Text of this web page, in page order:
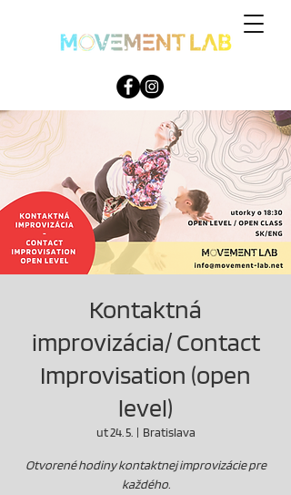
Kontaktná
improvizácia/ Contact
Improvisation (open
level)
ut 24. 5.
  |
Bratislava
Otvorené hodiny kontaktnej improvizácie pre
každého.